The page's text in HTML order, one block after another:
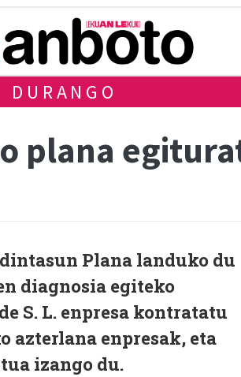
DURANGO
plana
Plana landuko du
diagnosia egiteko
S. L. enpresa kontratatu
azterlana enpresak, eta
izango du.